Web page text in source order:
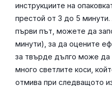
инструкциите на
престой от 3 до 5 минути.
първи път, можете да
минути), за да оцените
за твърде дълго може да
много светлите коси,
отмива при следващото